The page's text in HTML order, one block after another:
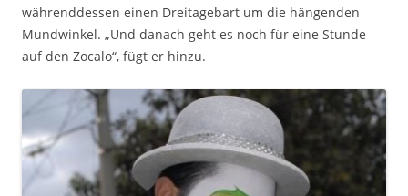
währenddessen einen Dreitagebart um die hängenden
Mundwinkel. „Und danach geht es noch für eine Stunde
auf den Zocalo“, fügt er hinzu.